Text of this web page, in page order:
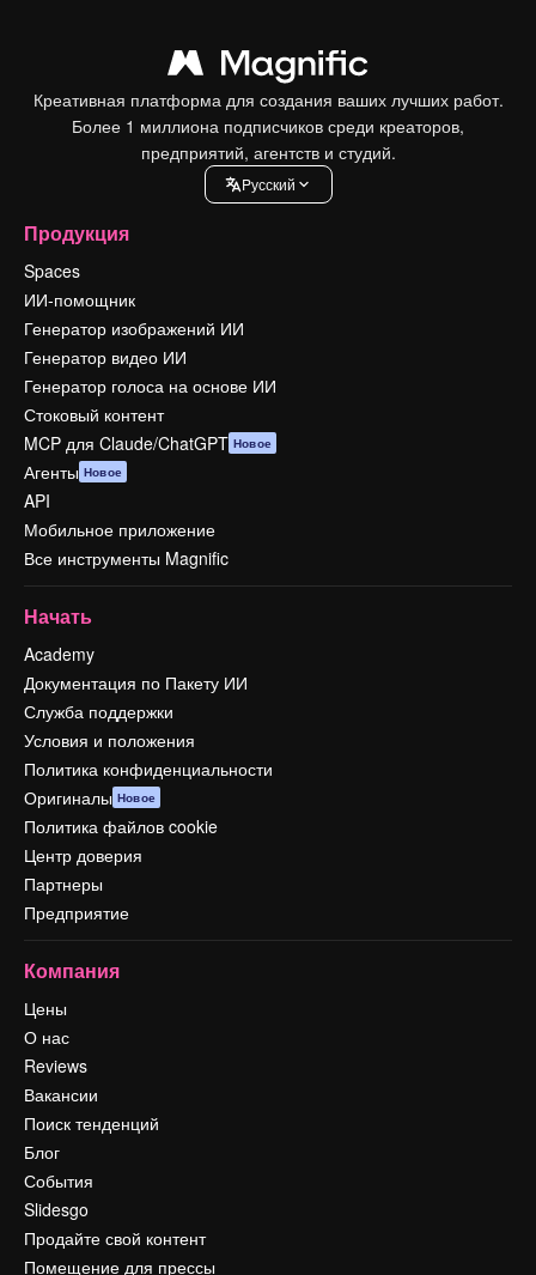
Креативная платформа для создания ваших лучших работ.
Более 1 миллиона подписчиков среди креаторов,
предприятий, агентств и студий.
Pусский
Продукция
Spaces
ИИ-помощник
Генератор изображений ИИ
Генератор видео ИИ
Генератор голоса на основе ИИ
Стоковый контент
MCP для Claude/ChatGPT Новое
Агенты Новое
API
Мобильное приложение
Все инструменты Magnific
Начать
Academy
Документация по Пакету ИИ
Служба поддержки
Условия и положения
Политика конфиденциальности
Оригиналы Новое
Политика файлов cookie
Центр доверия
Партнеры
Предприятие
Компания
Цены
О нас
Reviews
Вакансии
Поиск тенденций
Блог
События
Slidesgo
Продайте свой контент
Помещение для прессы